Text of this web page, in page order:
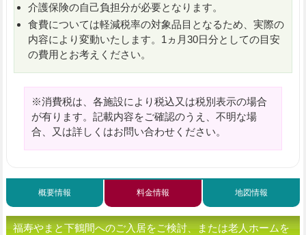
介護保険の自己負担分が必要となります。
食費については軽減税率の対象品目となるため、実際の
内容により変動いたします。1ヵ月30日分としての目安
の費用とお考えください。
※消費税は、各施設により税込又は税別表示の場合
が有ります。記載内容をご確認のうえ、不明な場
合、又は詳しくはお問い合わせください。
概要情報 料金情報 地図情報
福寿やまと下鶴間へのご入居をご検討、または老人ホームを